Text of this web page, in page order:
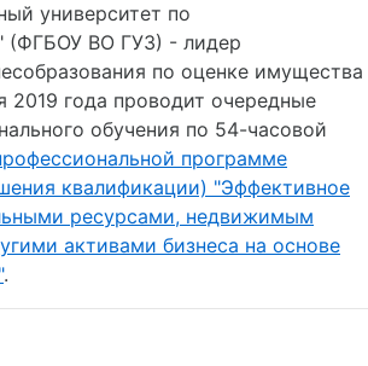
университет по
(ФГБОУ ВО ГУЗ) - лидер
по оценке имущества
2019 года проводит очередные
обучения по 54-часовой
программе
квалификации) "Эффективное
ресурсами, недвижимым
активами бизнеса на основе
.